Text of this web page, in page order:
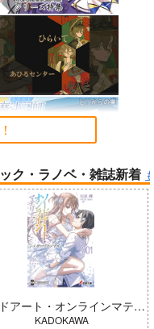
煩悩学園 ～勇者、教師に
堕とされる～ 1
とロシア語でデレる勇者
のアーリャさん
ダンジョン攻略記 19
ク・ラノベ・雑誌新着
ソードアート・オンラインマテリアル シュガーリィ・デイズ 001
KADOKAWA